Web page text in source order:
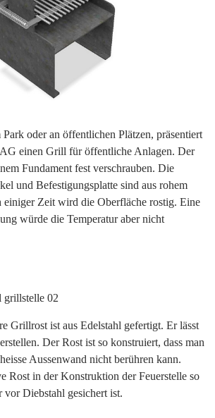
oder an öffentlichen Plätzen, präsentiert
einen Grill für öffentliche Anlagen. Der
Fundament fest verschrauben. Die
und Befestigungsplatte sind aus rohem
einiger Zeit wird die Oberfläche rostig. Eine
würde die Temperatur aber nicht
Grillrost ist aus Edelstahl gefertigt. Er lässt
Der Rost ist so konstruiert, dass man
Aussenwand nicht berühren kann.
Rost in der Konstruktion der Feuerstelle so
vor Diebstahl gesichert ist.